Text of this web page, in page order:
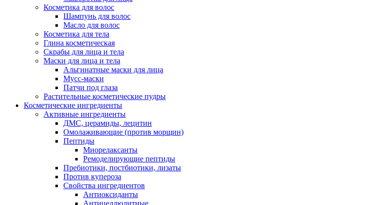
Косметика для волос
Шампунь для волос
Масло для волос
Косметика для тела
Глина косметическая
Скрабы для лица и тела
Маски для лица и тела
Альгинатные маски для лица
Мусс-маски
Патчи под глаза
Растительные косметические пудры
Косметические ингредиенты
Активные ингредиенты
ДМС, церамиды, лецитин
Омолаживающие (против морщин)
Пептиды
Миорелаксанты
Ремоделирующие пептиды
Пребиотики, постбиотики, лизаты
Против купероза
Свойства ингредиентов
Антиоксиданты
Антицеллюлитные